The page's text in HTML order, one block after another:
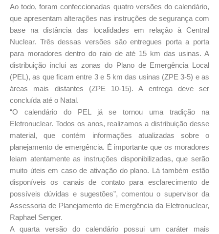
Ao todo, foram confeccionadas quatro versões do calendário,
que apresentam alterações nas instruções de segurança com
base na distância das localidades em relação à Central
Nuclear. Três dessas versões são entregues porta a porta
para moradores dentro do raio de até 15 km das usinas. A
distribuição inclui as zonas do Plano de Emergência Local
(PEL), as que ficam entre 3 e 5 km das usinas (ZPE 3-5) e as
áreas mais distantes (ZPE 10-15). A entrega deve ser
concluída até o Natal.
“O calendário do PEL já se tornou uma tradição na
Eletronuclear. Todos os anos, realizamos a distribuição desse
material, que contém informações atualizadas sobre o
planejamento de emergência. É importante que os moradores
leiam atentamente as instruções disponibilizadas, que serão
muito úteis em caso de ativação do plano. Lá também estão
disponíveis os canais de contato para esclarecimento de
possíveis dúvidas e sugestões”, comentou o supervisor da
Assessoria de Planejamento de Emergência da Eletronuclear,
Raphael Senger.
A quarta versão do calendário possui um caráter mais